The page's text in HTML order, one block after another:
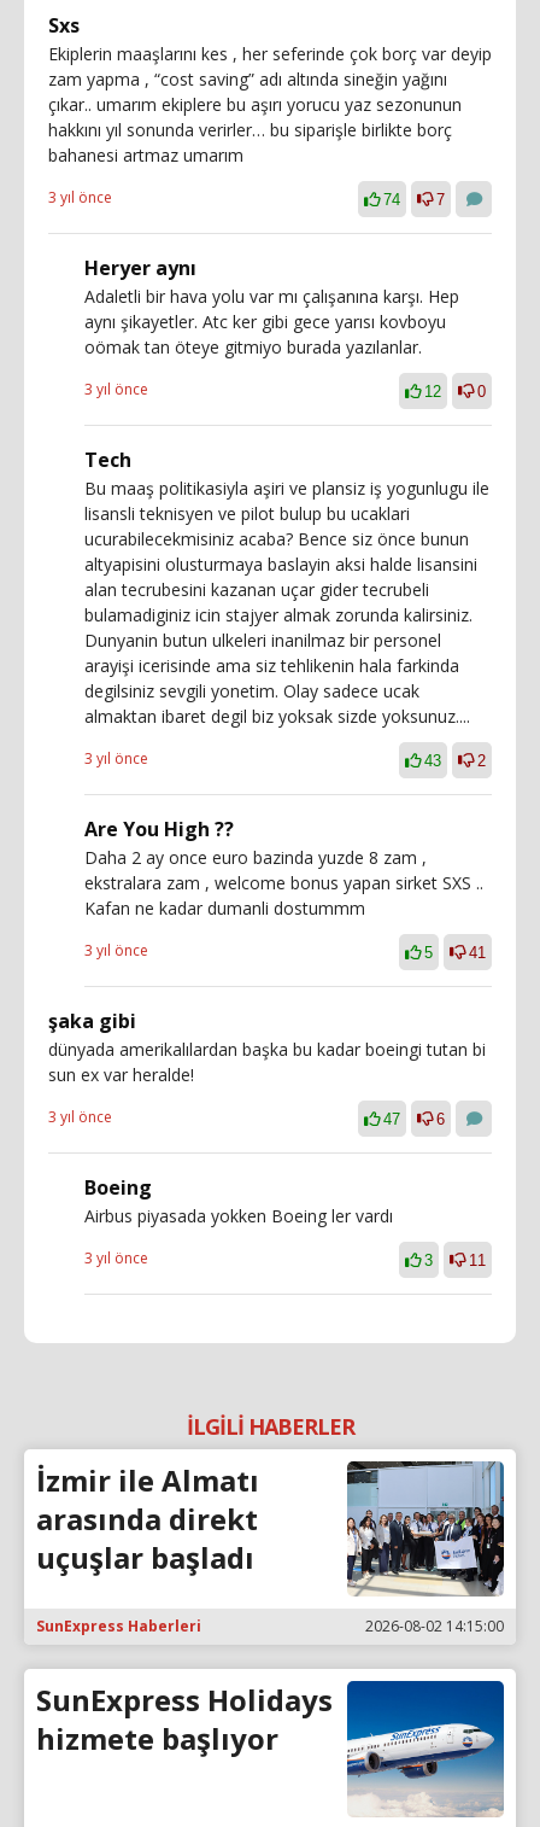
Sxs
Ekiplerin maaşlarını kes , her seferinde çok borç var deyip
zam yapma , “cost saving” adı altında sineğin yağını
çıkar.. umarım ekiplere bu aşırı yorucu yaz sezonunun
hakkını yıl sonunda verirler… bu siparişle birlikte borç
bahanesi artmaz umarım
3 yıl önce 74 7
Heryer aynı
Adaletli bir hava yolu var mı çalışanına karşı. Hep
aynı şikayetler. Atc ker gibi gece yarısı kovboyu
oömak tan öteye gitmiyo burada yazılanlar.
3 yıl önce 12 0
Tech
Bu maaş politikasiyla aşiri ve plansiz iş yogunlugu ile
lisansli teknisyen ve pilot bulup bu ucaklari
ucurabilecekmisiniz acaba? Bence siz önce bunun
altyapisini olusturmaya baslayin aksi halde lisansini
alan tecrubesini kazanan uçar gider tecrubeli
bulamadiginiz icin stajyer almak zorunda kalirsiniz.
Dunyanin butun ulkeleri inanilmaz bir personel
arayişi icerisinde ama siz tehlikenin hala farkinda
degilsiniz sevgili yonetim. Olay sadece ucak
almaktan ibaret degil biz yoksak sizde yoksunuz....
3 yıl önce 43 2
Are You High ??
Daha 2 ay once euro bazinda yuzde 8 zam ,
ekstralara zam , welcome bonus yapan sirket SXS ..
Kafan ne kadar dumanli dostummm
3 yıl önce 5 41
şaka gibi
dünyada amerikalılardan başka bu kadar boeingi tutan bi
sun ex var heralde!
3 yıl önce 47 6
Boeing
Airbus piyasada yokken Boeing ler vardı
3 yıl önce 3 11
İLGİLİ HABERLER
İzmir ile Almatı
arasında direkt
uçuşlar başladı
SunExpress Haberleri 2026-08-02 14:15:00
SunExpress Holidays
hizmete başlıyor